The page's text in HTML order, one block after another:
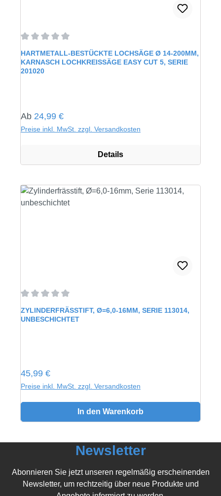
Durchschnittliche Bewertung von 0 von 5 Sternen
HARTMETALL-BESTÜCKTE LOCHSÄGE Ø 14-200MM,
KARNASCH LOCHKREISSÄGE EASY CUT 5, SERIE
201020
Regulärer Preis:
Ab 24,99 €
Preise inkl. MwSt. zzgl. Versandkosten
Details
Durchschnittliche Bewertung von 0 von 5 Sternen
ZYLINDERFRÄSSTIFT, Ø=6,0-16MM, SERIE 113014,
UNBESCHICHTET
Regulärer Preis:
45,99 €
Preise inkl. MwSt. zzgl. Versandkosten
In den Warenkorb
Newsletter
Abonnieren Sie jetzt unseren regelmäßig erscheinenden
Newsletter, um rechtzeitig über neue Produkte und